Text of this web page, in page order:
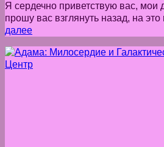
Я сердечно приветствую вас, мои
прошу вас взглянуть назад, на
далее